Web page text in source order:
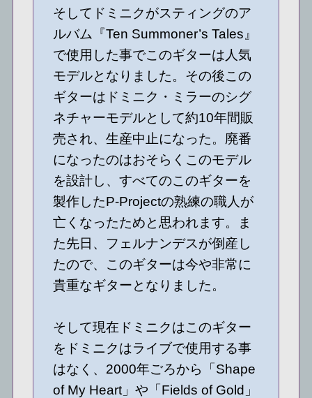
そしてドミニクがスティングのア
ルバム『Ten Summoner’s Tales』
で使用した事でこのギターは人気
モデルとなりました。その後この
ギターはドミニク・ミラーのシグ
ネチャーモデルとして約10年間販
売され、生産中止になった。廃番
になったのはおそらくこのモデル
を設計し、すべてのこのギターを
製作したP-Projectの熟練の職人が
亡くなったためと思われます。ま
た先日、フェルナンデスが倒産し
たので、このギターは今や非常に
貴重なギターとなりました。
そして現在ドミニクはこのギター
をドミニクはライブで使用する事
はなく、2000年ごろから「Shape
of My Heart」や「Fields of Gold」